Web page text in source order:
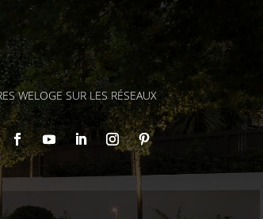
WELOGE SUR LES RÉSEAUX